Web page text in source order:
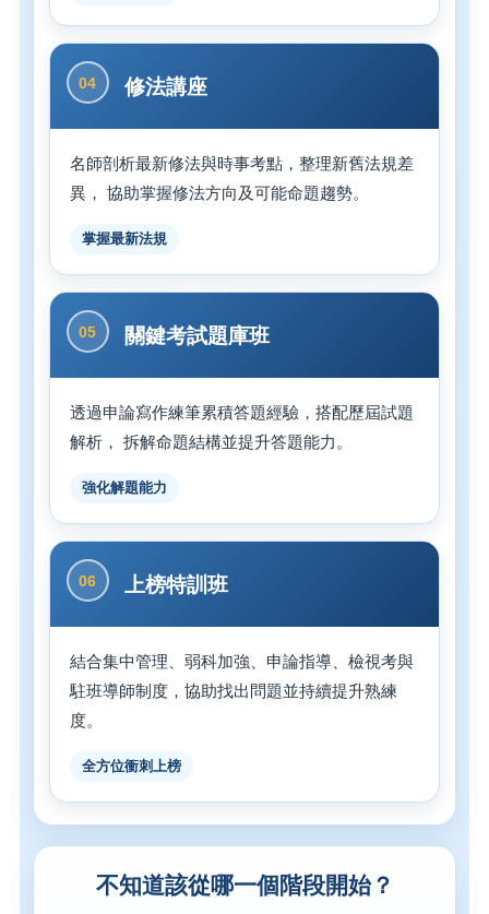
04 修法講座
名師剖析最新修法與時事考點，整理新舊法規差
異， 協助掌握修法方向及可能命題趨勢。
掌握最新法規
05 關鍵考試題庫班
透過申論寫作練筆累積答題經驗，搭配歷屆試題
解析， 拆解命題結構並提升答題能力。
強化解題能力
06 上榜特訓班
結合集中管理、弱科加強、申論指導、檢視考與
駐班導師制度，協助找出問題並持續提升熟練
度。
全方位衝刺上榜
不知道該從哪一個階段開始？